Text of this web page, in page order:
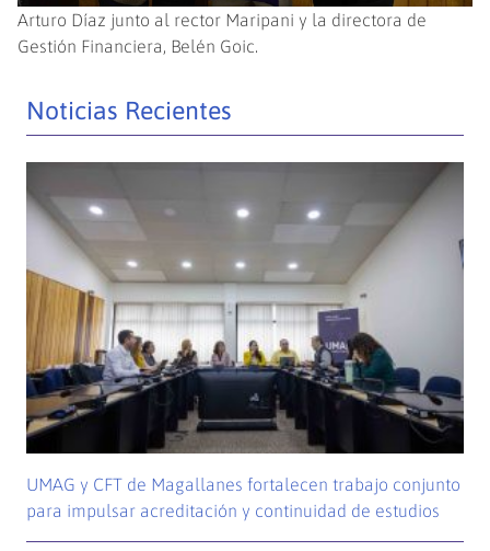
Arturo Díaz junto al rector Maripani y la directora de
Gestión Financiera, Belén Goic.
Noticias Recientes
UMAG y CFT de Magallanes fortalecen trabajo conjunto
para impulsar acreditación y continuidad de estudios